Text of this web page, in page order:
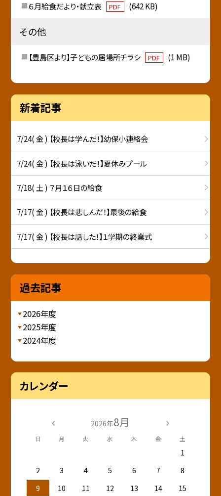
６月給食だより・献立表
PDF (642 KB)
その他
【豊島区より】子どもの居場所チラシ PDF (1 MB)
新着記事
7/24( 金 ) 【校長は学んだ！】幼保小連絡会
7/24( 金 ) 【校長は泳いだ！】夏休みプール
7/18( 土 ) ７月１６日の給食
7/17( 金 ) 【校長は悲しんだ！】最後の給食
7/17( 金 ) 【校長は話した！】１学期の終業式
過去記事
2026年度
2025年度
2024年度
カレンダー
2026年8月
日 月 火 水 木 金 土
1
2
3 4 5 6 7
8
9
10 11 12 13 14
15